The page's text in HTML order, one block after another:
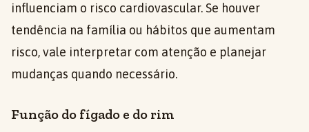
influenciam o risco cardiovascular. Se houver
tendência na família ou hábitos que aumentam
risco, vale interpretar com atenção e planejar
mudanças quando necessário.
Função do fígado e do rim